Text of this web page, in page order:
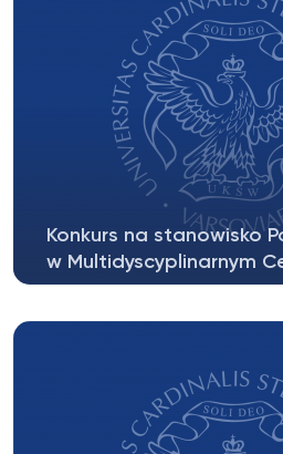
Konkurs na stanowisko
w Multidyscyplinarnym
Badawcze Uniwersytetu